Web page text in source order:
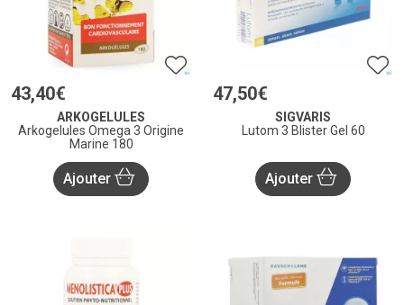
43,40€
ARKOGELULES
Arkogelules Omega 3 Origine
Marine 180
Ajouter
47,50€
SIGVARIS
Lutom 3 Blister Gel 60
Ajouter